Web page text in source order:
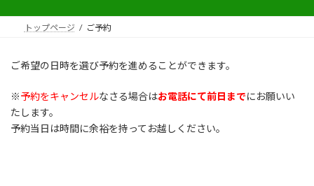
トップページ ご予約
ご希望の日時を選び予約を進めることができます。
※予約をキャンセルなさる場合はお電話にて前日までにお願いい
たします。
予約当日は時間に余裕を持ってお越しください。